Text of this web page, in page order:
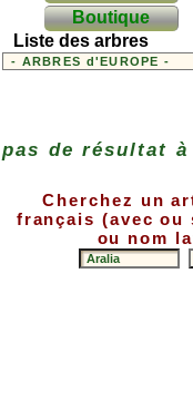
Boutique
Liste des arbres
pas de résultat
Cherchez un
français (avec ou
ou nom